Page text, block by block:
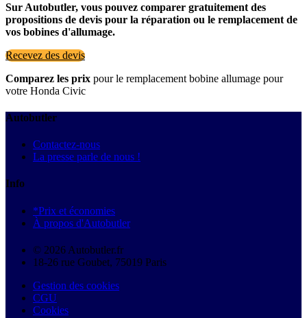
Sur Autobutler, vous pouvez comparer gratuitement des
propositions de devis pour la réparation ou le remplacement de
vos bobines d'allumage.
Recevez des devis
Comparez les prix pour le remplacement bobine allumage pour
votre Honda Civic
Autobutler
Contactez-nous
La presse parle de nous !
Info
*Prix et économies
À propos d'Autobutler
© 2026 Autobutler.fr
18-26 rue Goubet, 75019 Paris
Gestion des cookies
CGU
Cookies